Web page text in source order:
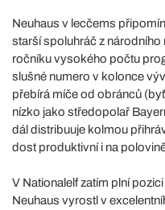
Neuhaus v lecčems
starší spoluhráč z
ročníku vysokého počtu
slušné numero v kolonce
přebírá míče od obránců
nízko jako středopolař
dál distribuuje kolmou
dost produktivní i na
V Nationalelf zatím plní
Neuhaus vyrostl v